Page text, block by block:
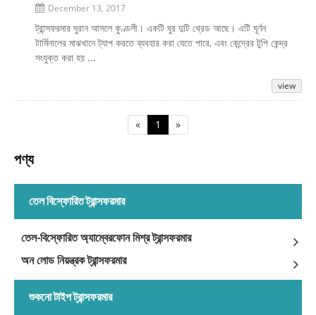
December 13, 2017
ট্রান্সফরমার ঘুরান আসলে কুণ্ডলী। একটি ঘুর দুটি থ্রেড আছে। এটি ঘূর্ণন
টার্মিনালের মাঝখানে ট্যাপ করতে ব্যবহার করা যেতে পারে, এবং কেন্দ্রের টুপি কেন্দ্র
সংযুক্ত করা হয় ...
view
« 1 »
পণ্য
তেল বিস্ফোরিত ট্রান্সফরমার
তেল-বিস্ফোরিত অ্যাম্বেরফোন মিশ্র ট্রান্সফরমার
অন ​​লোড নিয়ন্ত্রক ট্রান্সফরমার
শুকনো টাইপ ট্রান্সফরমার